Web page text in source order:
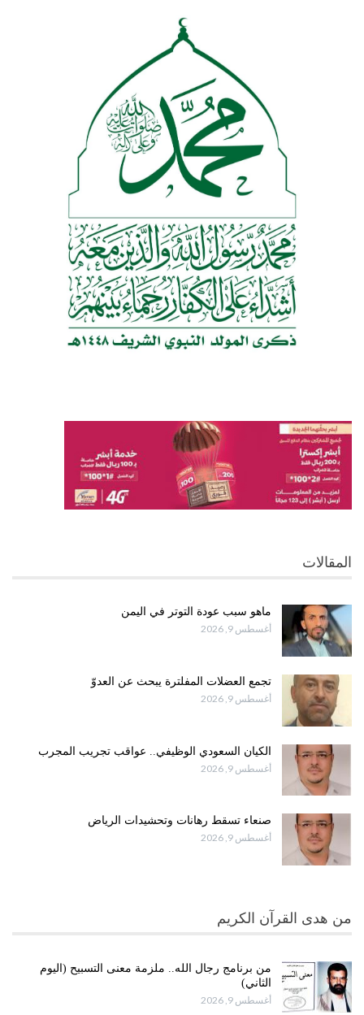
المقالات
ماهو سبب عودة التوتر في اليمن
أغسطس 9, 2026
تجمع العضلات المفلترة يبحث عن العدوّ
أغسطس 9, 2026
الكيان السعودي الوظيفي.. عواقب تجريب المجرب
أغسطس 9, 2026
صنعاء تسقط رهانات وتحشيدات الرياض
أغسطس 9, 2026
من هدى القرآن الكريم
من برنامج رجال الله.. ملزمة معنى التسبيح (اليوم
الثاني)
أغسطس 9, 2026